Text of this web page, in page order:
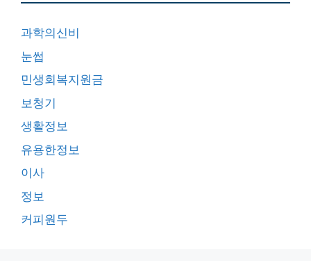
과학의신비
눈썹
민생회복지원금
보청기
생활정보
유용한정보
이사
정보
커피원두